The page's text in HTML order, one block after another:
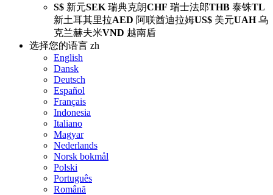
S$ 新元SEK 瑞典克朗CHF 瑞士法郎THB 泰铢TL
新土耳其里拉AED 阿联酋迪拉姆US$ 美元UAH乌
克兰赫夫米VND 越南盾
选择您的语言 zh
English
Dansk
Deutsch
Español
Français
Indonesia
Italiano
Magyar
Nederlands
Norsk bokmål
Polski
Português
Română